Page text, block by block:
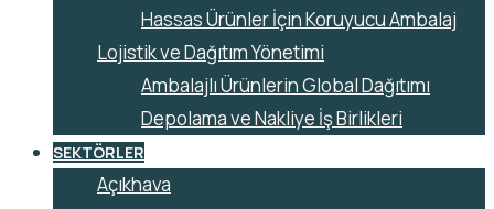
Hassas Ürünler İçin Koruyucu Ambalaj
Lojistik ve Dağıtım Yönetimi
Ambalajlı Ürünlerin Global Dağıtımı
Depolama ve Nakliye İş Birlikleri
SEKTÖRLER
Açıkhava